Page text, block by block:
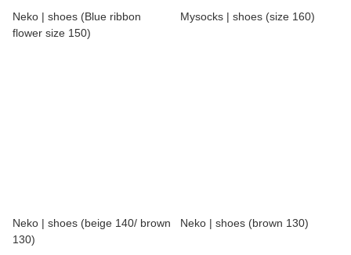
Neko | shoes (Blue ribbon
flower size 150)
Mysocks | shoes (size 160)
Neko | shoes (beige 140/ brown
130)
Neko | shoes (brown 130)